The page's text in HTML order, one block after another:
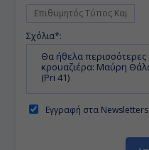
Σχόλια*:
Εγγραφή στα Newsletters